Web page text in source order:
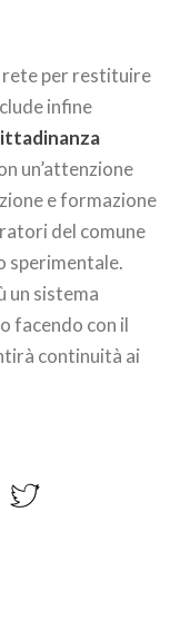
rete per restituire
infine
un’attenzione
e formazione
del comune
sperimentale.
un sistema
facendo con il
continuità ai